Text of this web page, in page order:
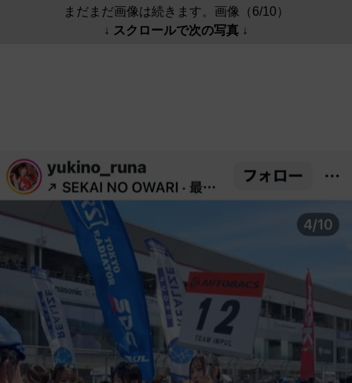
まだまだ画像は続きます。画像（6/10）
↓ スクロールで次の写真 ↓